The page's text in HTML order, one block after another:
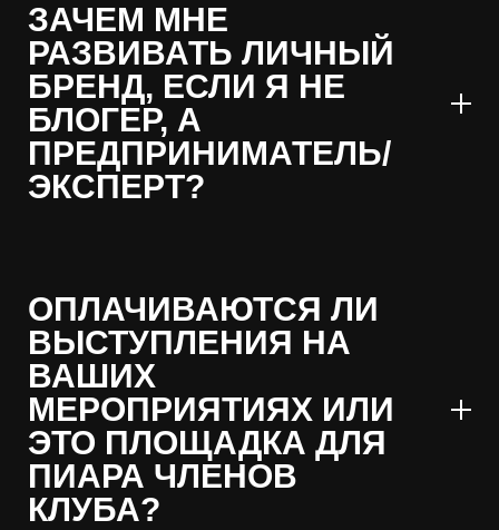
ЗАЧЕМ МНЕ
РАЗВИВАТЬ ЛИЧНЫЙ
БРЕНД, ЕСЛИ Я НЕ
БЛОГЕР, А
ПРЕДПРИНИМАТЕЛЬ/
ЭКСПЕРТ?
ОПЛАЧИВАЮТСЯ ЛИ
ВЫСТУПЛЕНИЯ НА
ВАШИХ
МЕРОПРИЯТИЯХ ИЛИ
ЭТО ПЛОЩАДКА ДЛЯ
ПИАРА ЧЛЕНОВ
КЛУБА?